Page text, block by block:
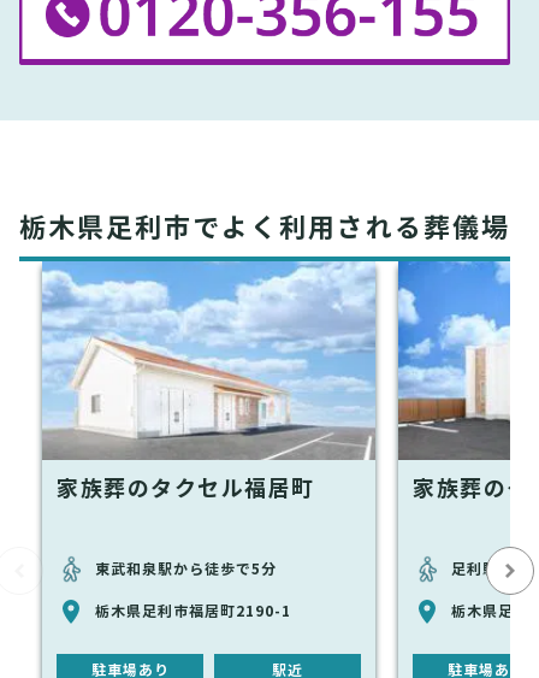
栃木県足利市でよく利用される葬儀場
家族葬のタクセル福居町
東武和泉駅から徒歩で5分
栃木県足利市福居町2190-1
駐車場あり 駅近
家族葬のタ
足利駅から
栃木県足利
駐車場あり